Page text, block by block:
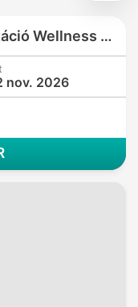
Budapest Airport Hotel Stáció Wellness & Conference
nov. 2026